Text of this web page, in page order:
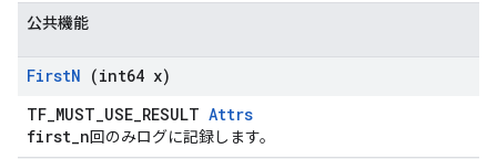
公共機能
FirstN (int64 x)
TF_MUST_USE_RESULT Attrs
first_n回のみログに記録します。